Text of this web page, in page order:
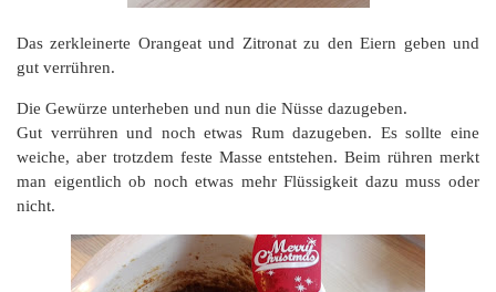
Das zerkleinerte Orangeat und Zitronat zu den Eiern geben und
gut verrühren.
Die Gewürze unterheben und nun die Nüsse dazugeben.
Gut verrühren und noch etwas Rum dazugeben. Es sollte eine
weiche, aber trotzdem feste Masse entstehen. Beim rühren merkt
man eigentlich ob noch etwas mehr Flüssigkeit dazu muss oder
nicht.